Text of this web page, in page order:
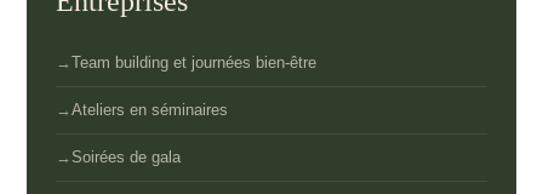
Team building et journées bien-être
Ateliers en séminaires
Soirées de gala